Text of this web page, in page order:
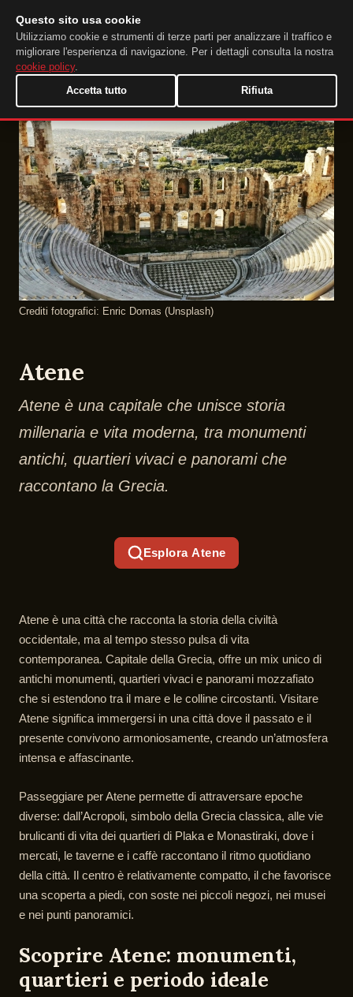
DuckTip.com
Crediti fotografici: Enric Domas (Unsplash)
Atene
Atene è una capitale che unisce storia
millenaria e vita moderna, tra monumenti
antichi, quartieri vivaci e panorami che
raccontano la Grecia.
Esplora Atene
Atene è una città che racconta la storia della civiltà
occidentale, ma al tempo stesso pulsa di vita
contemporanea. Capitale della Grecia, offre un mix unico di
antichi monumenti, quartieri vivaci e panorami mozzafiato
che si estendono tra il mare e le colline circostanti. Visitare
Atene significa immergersi in una città dove il passato e il
presente convivono armoniosamente, creando un’atmosfera
intensa e affascinante.
Passeggiare per Atene permette di attraversare epoche
diverse: dall’Acropoli, simbolo della Grecia classica, alle vie
brulicanti di vita dei quartieri di Plaka e Monastiraki, dove i
mercati, le taverne e i caffè raccontano il ritmo quotidiano
della città. Il centro è relativamente compatto, il che favorisce
una scoperta a piedi, con soste nei piccoli negozi, nei musei
e nei punti panoramici.
Scoprire Atene: monumenti,
quartieri e periodo ideale
Questo sito usa cookie
Utilizziamo cookie e strumenti di terze parti per analizzare il traffico e
migliorare l'esperienza di navigazione. Per i dettagli consulta la nostra
cookie policy.
Accetta tutto
Rifiuta